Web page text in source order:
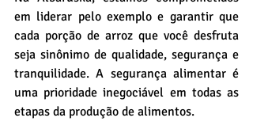
em liderar pelo exemplo e garantir que
cada porção de arroz que você desfruta
seja sinônimo de qualidade, segurança e
tranquilidade. A segurança alimentar é
uma prioridade inegociável em todas as
etapas da produção de alimentos.